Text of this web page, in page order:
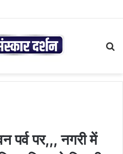
पर्व पर,,, नगरी में